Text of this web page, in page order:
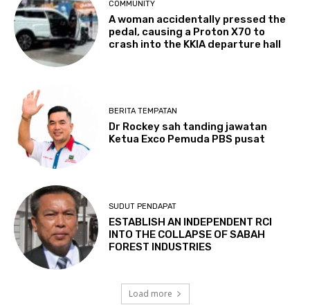
COMMUNITY
A woman accidentally pressed the
pedal, causing a Proton X70 to
crash into the KKIA departure hall
BERITA TEMPATAN
Dr Rockey sah tanding jawatan
Ketua Exco Pemuda PBS pusat
SUDUT PENDAPAT
ESTABLISH AN INDEPENDENT RCI
INTO THE COLLAPSE OF SABAH
FOREST INDUSTRIES
Load more